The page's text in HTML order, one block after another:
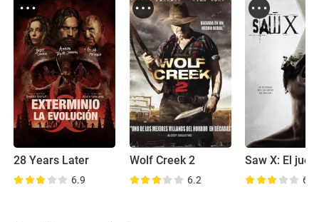
28 Years Later
6.9
Wolf Creek 2
6.2 6.7